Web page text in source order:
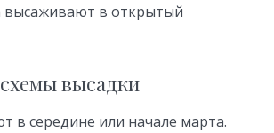
высаживают в открытый
высадки
в середине или начале марта.